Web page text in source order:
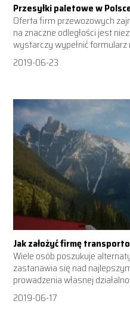
Przesyłki paletowe w
Oferta firm przewozowych
na znaczne odległości jest
wystarczy wypełnić formularz
2019-06-23
Jak założyć firmę
Wiele osób poszukuje
zastanawia się nad
prowadzenia własnej
2019-06-17